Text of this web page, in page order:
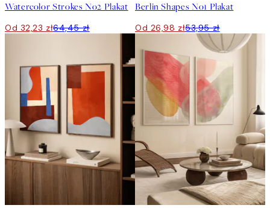
Watercolor Strokes No2 Plakat
Od 32,23 zł64,45 zł
Berlin Shapes No1 Plakat
Od 26,98 zł53,95 zł